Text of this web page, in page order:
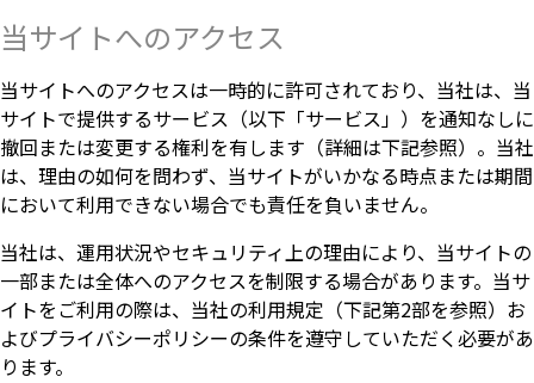
当サイトへのアクセス
当サイトへのアクセスは一時的に許可されており、当社は、当
サイトで提供するサービス（以下「サービス」）を通知なしに
撤回または変更する権利を有します（詳細は下記参照）。当社
は、理由の如何を問わず、当サイトがいかなる時点または期間
において利用できない場合でも責任を負いません。
当社は、運用状況やセキュリティ上の理由により、当サイトの
一部または全体へのアクセスを制限する場合があります。当サ
イトをご利用の際は、当社の利用規定（下記第2部を参照）お
よびプライバシーポリシーの条件を遵守していただく必要があ
ります。